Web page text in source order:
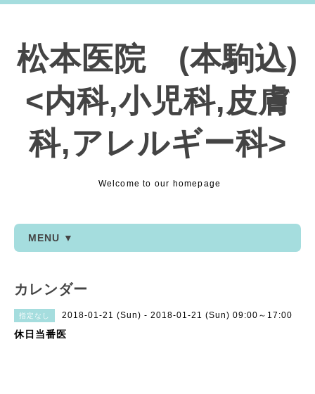
松本医院 (本駒込)
<内科,小児科,皮膚
科,アレルギー科>
Welcome to our homepage
MENU ▼
カレンダー
指定なし 2018-01-21 (Sun) - 2018-01-21 (Sun) 09:00～17:00
休日当番医